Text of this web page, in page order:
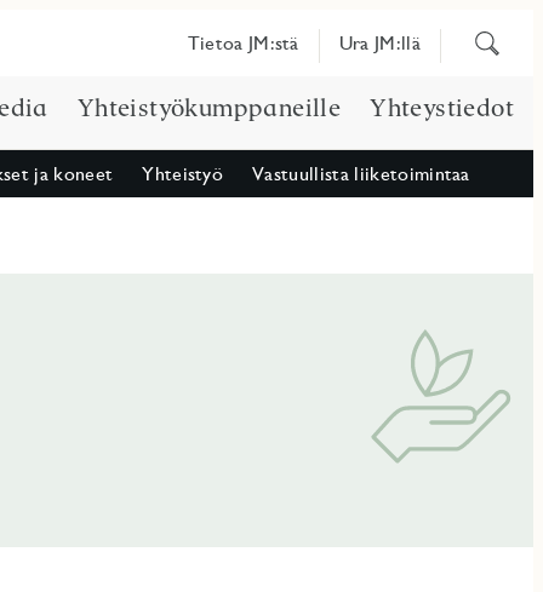
Tietoa JM:stä Ura JM:llä
Etsi
Yhteistyökumppaneille Yhteystiedot
ja koneet Yhteistyö Vastuullista liiketoimintaa